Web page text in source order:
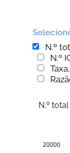
N.º
N.º
20000
N.º